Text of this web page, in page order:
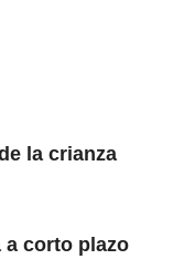
la crianza
a corto plazo